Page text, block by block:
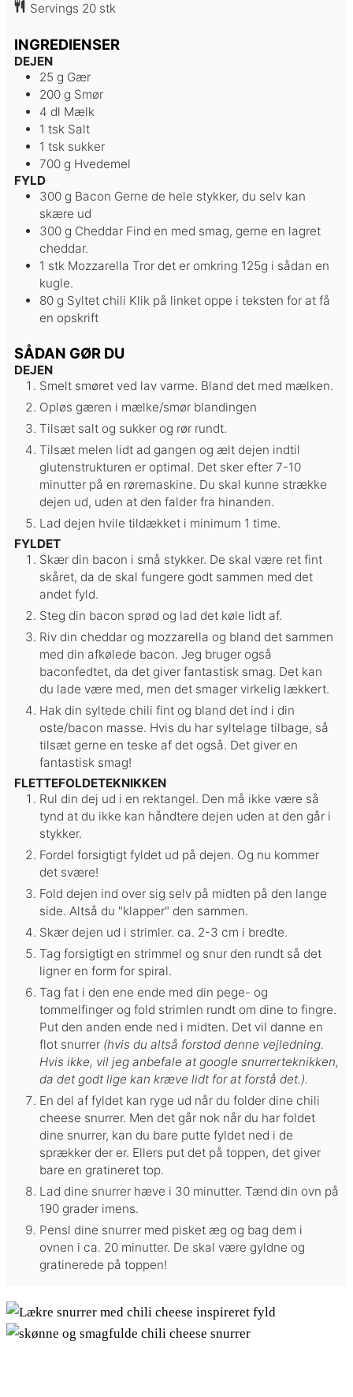
Servings 20 stk
INGREDIENSER
DEJEN
25 g Gær
200 g Smør
4 dl Mælk
1 tsk Salt
1 tsk sukker
700 g Hvedemel
FYLD
300 g Bacon Gerne de hele stykker, du selv kan
skære ud
300 g Cheddar Find en med smag, gerne en lagret
cheddar.
1 stk Mozzarella Tror det er omkring 125g i sådan en
kugle.
80 g Syltet chili Klik på linket oppe i teksten for at få
en opskrift
SÅDAN GØR DU
DEJEN
Smelt smøret ved lav varme. Bland det med mælken.
Opløs gæren i mælke/smør blandingen
Tilsæt salt og sukker og rør rundt.
Tilsæt melen lidt ad gangen og ælt dejen indtil
glutenstrukturen er optimal. Det sker efter 7-10
minutter på en røremaskine. Du skal kunne strække
dejen ud, uden at den falder fra hinanden.
Lad dejen hvile tildækket i minimum 1 time.
FYLDET
Skær din bacon i små stykker. De skal være ret fint
skåret, da de skal fungere godt sammen med det
andet fyld.
Steg din bacon sprød og lad det køle lidt af.
Riv din cheddar og mozzarella og bland det sammen
med din afkølede bacon. Jeg bruger også
baconfedtet, da det giver fantastisk smag. Det kan
du lade være med, men det smager virkelig lækkert.
Hak din syltede chili fint og bland det ind i din
oste/bacon masse. Hvis du har syltelage tilbage, så
tilsæt gerne en teske af det også. Det giver en
fantastisk smag!
FLETTEFOLDETEKNIKKEN
Rul din dej ud i en rektangel. Den må ikke være så
tynd at du ikke kan håndtere dejen uden at den går i
stykker.
Fordel forsigtigt fyldet ud på dejen. Og nu kommer
det svære!
Fold dejen ind over sig selv på midten på den lange
side. Altså du "klapper" den sammen.
Skær dejen ud i strimler. ca. 2-3 cm i bredte.
Tag forsigtigt en strimmel og snur den rundt så det
ligner en form for spiral.
Tag fat i den ene ende med din pege- og
tommelfinger og fold strimlen rundt om dine to fingre.
Put den anden ende ned i midten. Det vil danne en
flot snurrer (hvis du altså forstod denne vejledning.
Hvis ikke, vil jeg anbefale at google snurrerteknikken,
da det godt lige kan kræve lidt for at forstå det.).
En del af fyldet kan ryge ud når du folder dine chili
cheese snurrer. Men det går nok når du har foldet
dine snurrer, kan du bare putte fyldet ned i de
sprækker der er. Ellers put det på toppen, det giver
bare en gratineret top.
Lad dine snurrer hæve i 30 minutter. Tænd din ovn på
190 grader imens.
Pensl dine snurrer med pisket æg og bag dem i
ovnen i ca. 20 minutter. De skal være gyldne og
gratinerede på toppen!